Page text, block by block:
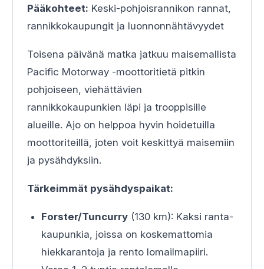
Pääkohteet: Keski-pohjoisrannikon rannat,
rannikkokaupungit ja luonnonnähtävyydet
Toisena päivänä matka jatkuu maisemallista
Pacific Motorway -moottoritietä pitkin
pohjoiseen, viehättävien
rannikkokaupunkien läpi ja trooppisille
alueille. Ajo on helppoa hyvin hoidetuilla
moottoriteillä, joten voit keskittyä maisemiin
ja pysähdyksiin.
Tärkeimmät pysähdyspaikat:
Forster/Tuncurry(130 km): Kaksi ranta-
kaupunkia, joissa on koskemattomia
hiekkarantoja ja rento lomailmapiiri.